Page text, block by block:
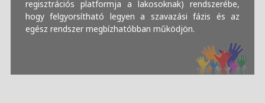
regisztrációs platformja a lakosoknak) rendszerébe,
hogy felgyorsítható legyen a szavazási fázis és az
egész rendszer megbízhatóbban működjön.